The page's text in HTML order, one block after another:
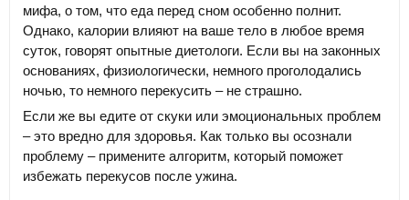
мифа, о том, что еда перед сном особенно полнит.
Однако, калории влияют на ваше тело в любое время
суток, говорят опытные диетологи. Если вы на законных
основаниях, физиологически, немного проголодались
ночью, то немного перекусить – не страшно.
Если же вы едите от скуки или эмоциональных проблем
– это вредно для здоровья. Как только вы осознали
проблему – примените алгоритм, который поможет
избежать перекусов после ужина.